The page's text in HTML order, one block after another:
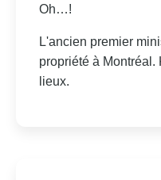
Oh…!
L'ancien premier
propriété à
lieux.